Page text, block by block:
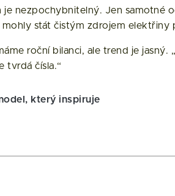
je nezpochybnitelný. Jen samotné
stát čistým zdrojem
roční bilanci, ale trend je
tvrdá čísla.“
který inspiruje